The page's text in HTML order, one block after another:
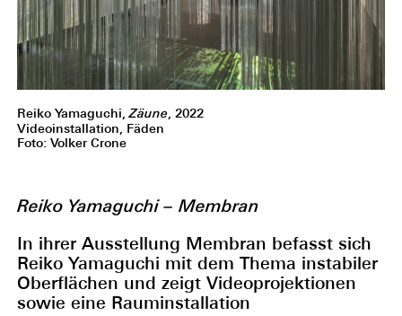
Reiko Yamaguchi,Zäune, 2022
Videoinstallation, Fäden
Foto: Volker Crone
Reiko Yamaguchi – Membran
In ihrer Ausstellung Membran befasst sich
Reiko Yamaguchi mit dem Thema instabiler
Oberflächen und zeigt Videoprojektionen
sowie eine Rauminstallation